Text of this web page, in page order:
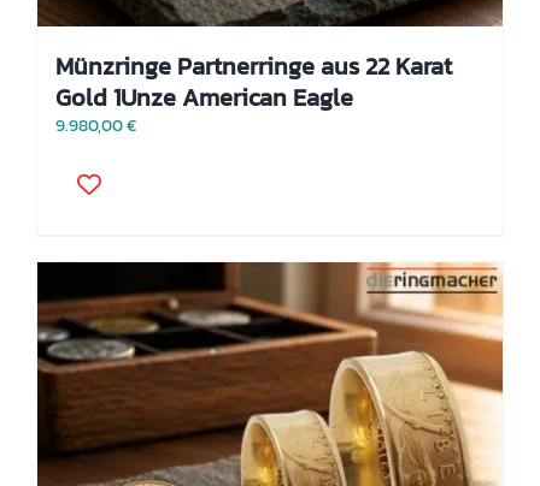
Münzringe Partnerringe aus 22 Karat
Gold 1Unze American Eagle
9.980,00€
Produkt
Die
Optionen
können
auf
Produktseite
gewählt
werden